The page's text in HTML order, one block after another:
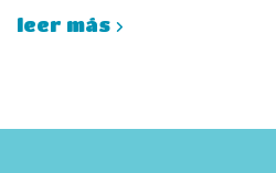
leer más